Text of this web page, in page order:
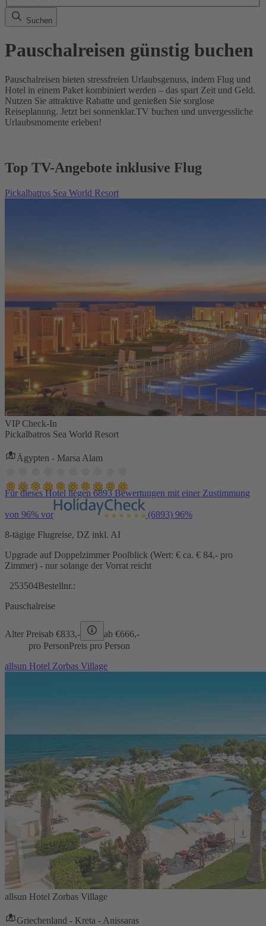
Suchen
Pauschalreisen günstig buchen
Pauschalreisen bieten stressfreien Urlaubsgenuss, indem Flug und
Hotel in einem Paket kombiniert werden – das spart Zeit und Geld.
Nutzen Sie attraktive Rabatte und genießen Sie sorglose
Reiseplanung. Jetzt bei sonnenklar.TV buchen und unvergessliche
Urlaubsmomente erleben!
Top TV-Angebote inklusive Flug
Pickalbatros Sea World Resort
VIP Check-In
Pickalbatros Sea World Resort
Ägypten - Marsa Alam
Für dieses Hotel liegen 6893 Bewertungen mit einer Zustimmung
von 96% vor (6893) 96%
8-tägige Flugreise, DZ inkl. AI
Upgrade auf Doppelzimmer Poolblick (Wert: € ca. € 84,- pro
Zimmer) - nur solange der Vorrat reicht
253504Bestellnr.:
Pauschalreise
Alter Preisab €833,- ab €666,-
pro PersonPreis pro Person
allsun Hotel Zorbas Village
allsun Hotel Zorbas Village
Griechenland - Kreta - Anissaras